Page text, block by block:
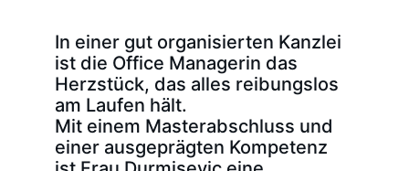
In einer gut organisierten Kanzlei
ist die Office Managerin das
Herzstück, das alles reibungslos
am Laufen hält.
Mit einem Masterabschluss und
einer ausgeprägten Kompetenz